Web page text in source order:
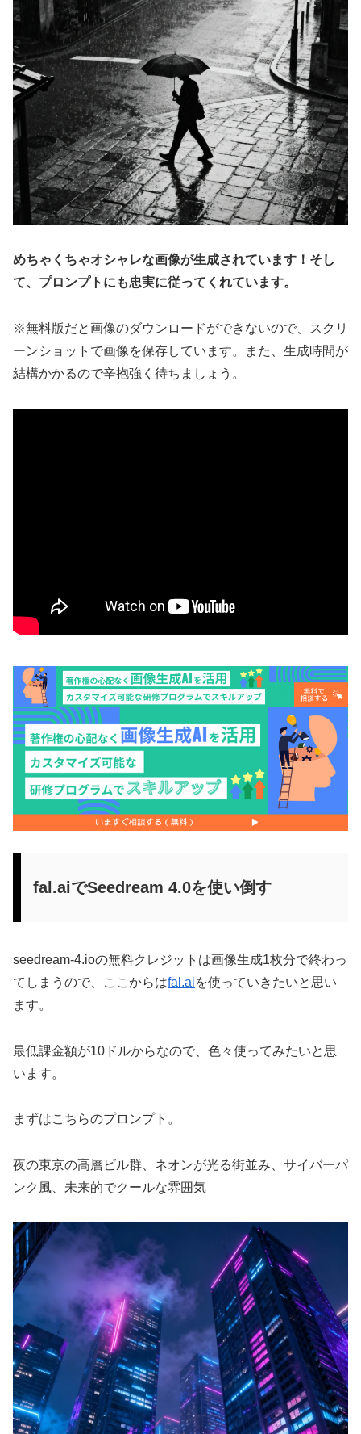
めちゃくちゃオシャレな画像が生成されています！そし
て、プロンプトにも忠実に従ってくれています。
※無料版だと画像のダウンロードができないので、スクリ
ーンショットで画像を保存しています。また、生成時間が
結構かかるので辛抱強く待ちましょう。
fal.aiでSeedream 4.0を使い倒す
seedream-4.ioの無料クレジットは画像生成1枚分で終わっ
てしまうので、ここからはfal.aiを使っていきたいと思い
ます。
最低課金額が10ドルからなので、色々使ってみたいと思
います。
まずはこちらのプロンプト。
夜の東京の高層ビル群、ネオンが光る街並み、サイバーパ
ンク風、未来的でクールな雰囲気